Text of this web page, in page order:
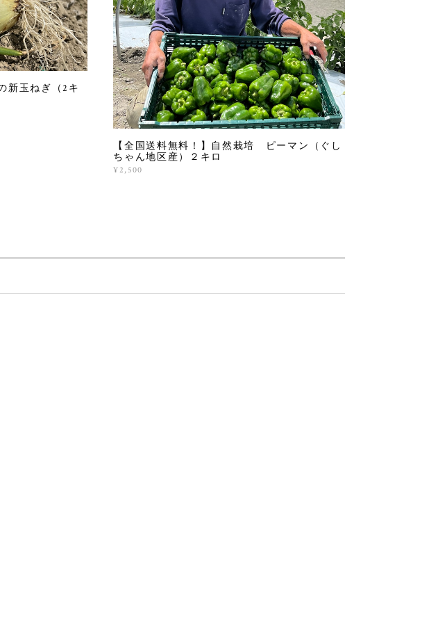
新玉ねぎ（2キ
【全国送料無料！】自然栽培 ピーマン（ぐし
ちゃん地区産）２キロ
¥2,500